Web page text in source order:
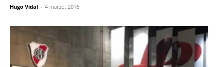
Hugo Vidal - 4 marzo, 2016